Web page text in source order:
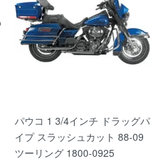
パウコ 1 3/4インチ ドラッグパ
イプ スラッシュカット 88-09
ツーリング 1800-0925